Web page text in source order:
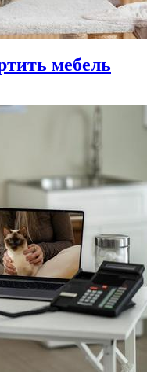
мебель